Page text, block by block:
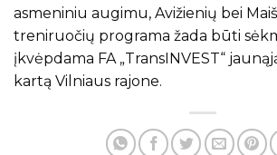
asmeniniu augimu, Avižienių bei
treniruočių programa žada būti
įkvėpdama FA „TransINVEST“
kartą Vilniaus rajone.